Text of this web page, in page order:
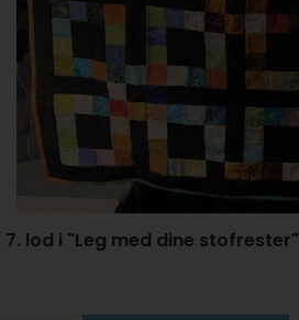
7. lod i "Leg med dine stofrester"